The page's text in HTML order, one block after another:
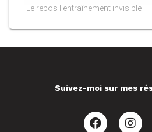
Le repos l'entraînement invisible
Suivez-moi sur mes